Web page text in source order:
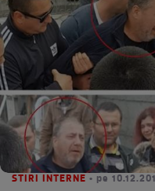
STIRI INTERNE • pe